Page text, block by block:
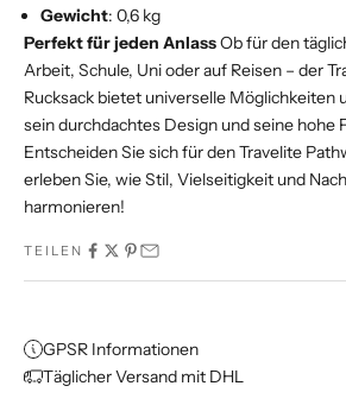
Gewicht: 0,6 kg
Perfekt für jeden AnlassOb für den
Arbeit, Schule, Uni oder auf Reisen – der
Rucksack bietet universelle Möglichkeiten
sein durchdachtes Design und seine hohe
Entscheiden Sie sich für den Travelite
erleben Sie, wie Stil, Vielseitigkeit und
harmonieren!
TEILEN
GPSR Informationen
Täglicher Versand mit DHL